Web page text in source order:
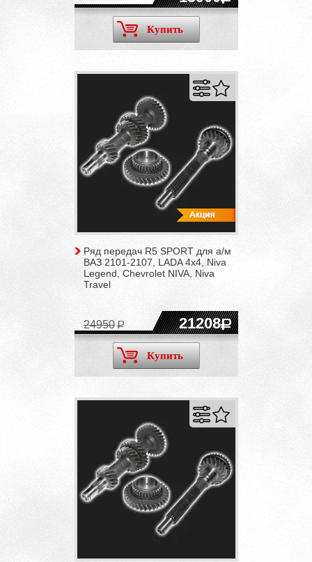
Купить
Ряд передач R5 SPORT для а/м
ВАЗ 2101-2107, LADA 4x4, Niva
Legend, Chevrolet NIVA, Niva
Travel
21208
24950
Купить